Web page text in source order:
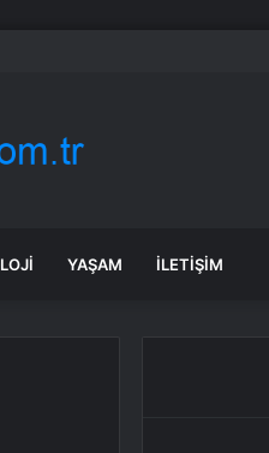
Liralık Zam Yeterli Değil”
YAŞAM İLETIŞIM